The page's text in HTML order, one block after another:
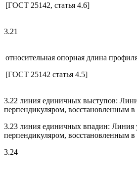
[ГОСТ 25142, статья 4.6]
3.21
относительная опорная длина
[ГОСТ 25142 статья 4.5]
3.22 линия единичных выступов:
перпендикуляром, восстановленным
3.23 линия единичных впадин: Линия
перпендикуляром, восстановленным
3.24